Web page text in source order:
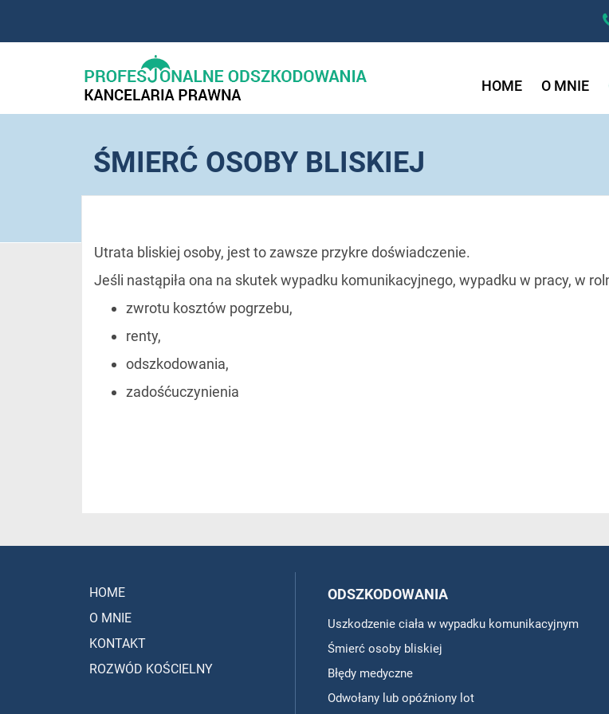
HOME O MNIE
ŚMIERĆ OSOBY BLISKIEJ
Utrata bliskiej osoby, jest to zawsze przykre doświadczenie.
Jeśli nastąpiła ona na skutek wypadku komunikacyjnego, wypadku w pracy, w
zwrotu kosztów pogrzebu,
renty,
odszkodowania,
zadośćuczynienia
HOME
O MNIE
KONTAKT
ROZWÓD KOŚCIELNY
ODSZKODOWANIA
Uszkodzenie ciała w wypadku komunikacyjnym
Śmierć osoby bliskiej
Błędy medyczne
Odwołany lub opóźniony lot